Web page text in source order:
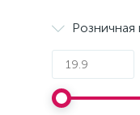
Розничная